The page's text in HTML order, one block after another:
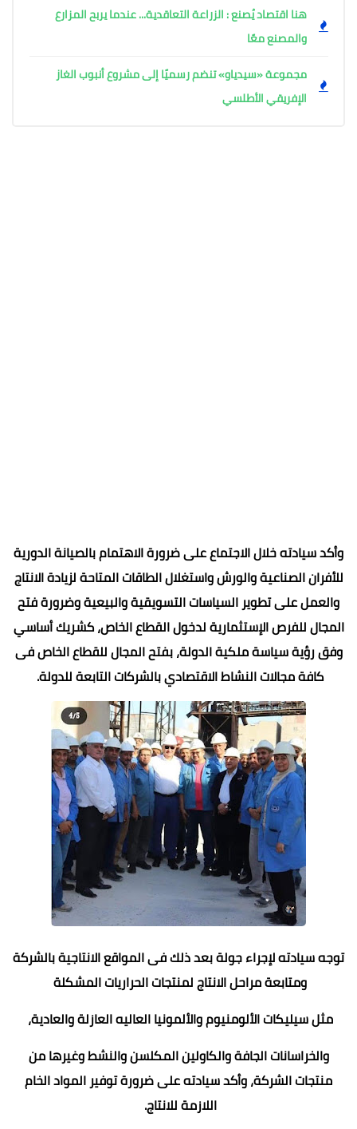
هنا اقتصاد يُصنع : الزراعة التعاقدية... عندما يربح المزارع
والمصنع معًا
مجموعة «سيدياو» تنضم رسميًا إلى مشروع أنبوب الغاز
الإفريقي الأطلسي
وأكد سيادته خلال الاجتماع على ضرورة الاهتمام بالصيانة الدورية
للأفران الصناعية والورش واستغلال الطاقات المتاحة لزيادة الانتاج
والعمل على تطوير السياسات التسويقية والبيعية وضرورة فتح
المجال للفرص الإستثمارية لدخول القطاع الخاص، كشريك أساسي
وفق رؤية سياسة ملكية الدولة، بفتح المجال للقطاع الخاص فى
كافة مجالات النشاط الاقتصادي بالشركات التابعة للدولة.
توجه سيادته لإجراء جولة بعد ذلك فى المواقع الانتاجية بالشركة
ومتابعة مراحل الانتاج لمنتجات الحراريات المشكلة
مثل سيليكات الألومنيوم والألمونيا العاليه العازلة والعادية،
والخراسانات الجافة والكاولين المكلسن والنشط وغيرها من
منتجات الشركة، وأكد سيادته على ضرورة توفير المواد الخام
اللازمة للانتاج.